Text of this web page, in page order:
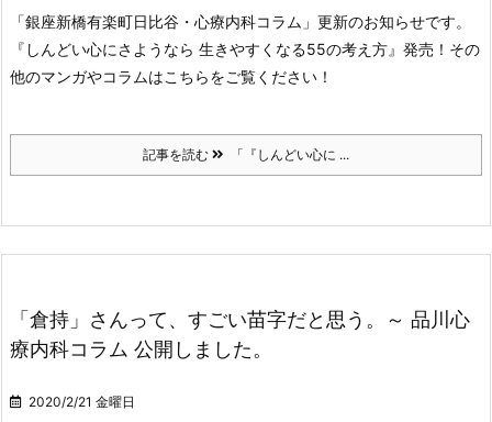
「銀座新橋有楽町日比谷・心療内科コラム」更新のお知らせです。
『しんどい心にさようなら 生きやすくなる55の考え方』発売！ その
他のマンガやコラムはこちらをご覧ください！
記事を読む 「『しんどい心に ...
「倉持」さんって、すごい苗字だと思う。～ 品川心
療内科コラム 公開しました。
2020/2/21 金曜日